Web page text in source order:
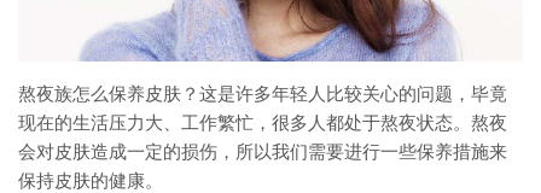
熬夜族怎么保养皮肤？这是许多年轻人比较关心的问题，毕竟
现在的生活压力大、工作繁忙，很多人都处于熬夜状态。熬夜
会对皮肤造成一定的损伤，所以我们需要进行一些保养措施来
保持皮肤的健康。